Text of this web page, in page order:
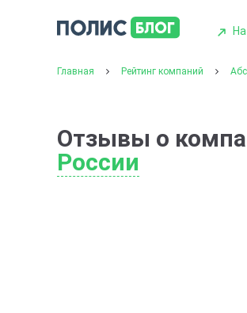
Главная Рейтинг компаний
Отзывы о
России